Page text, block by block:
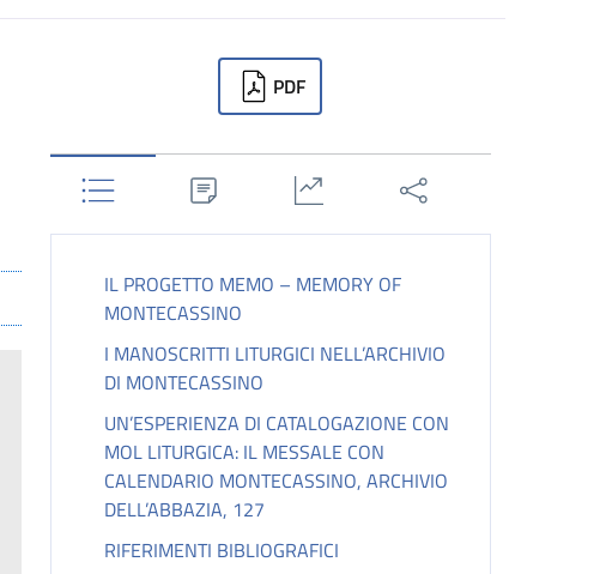
PDF
IL PROGETTO MEMO – MEMORY OF
MONTECASSINO
I MANOSCRITTI LITURGICI NELL’ARCHIVIO
DI MONTECASSINO
UN’ESPERIENZA DI CATALOGAZIONE CON
MOL LITURGICA: IL MESSALE CON
CALENDARIO MONTECASSINO, ARCHIVIO
DELL’ABBAZIA, 127
RIFERIMENTI BIBLIOGRAFICI